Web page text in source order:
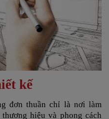
kế
đơn thuần chỉ là nơi làm
hiệu và phong cách